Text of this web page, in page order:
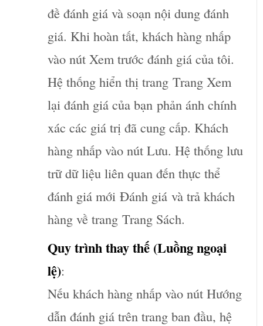
đề đánh giá và soạn nội dung đánh
giá. Khi hoàn tất, khách hàng nhấp
vào nút Xem trước đánh giá của tôi.
Hệ thống hiển thị trangTrang Xem
lại đánh giá của bạn phản ánh chính
xác các giá trị đã cung cấp. Khách
hàng nhấp vào nút Lưu. Hệ thống lưu
trữ dữ liệu liên quan đến thực thể
đánh giá mớiĐánh giá và trả khách
hàng về trangTrang Sách.
Quy trình thay thế (Luồng ngoại
lệ):
Nếu khách hàng nhấp vào nút Hướng
dẫn đánh giá trên trang ban đầu, hệ